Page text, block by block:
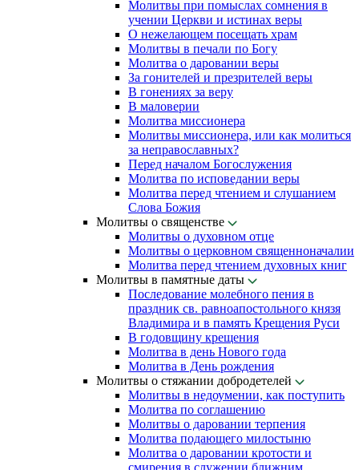
Молитвы при помыслах сомнения в
учении Церкви и истинах веры
О нежелающем посещать храм
Молитвы в печали по Богу
Молитва о даровании веры
За гонителей и презрителей веры
В гонениях за веру
В маловерии
Молитва миссионера
Молитвы миссионера, или как молиться
за неправославных?
Перед началом Богослужения
Молитва по исповедании веры
Молитва перед чтением и слушанием
Слова Божия
Молитвы о священстве
Молитвы о духовном отце
Молитвы о церковном священноначалии
Молитва перед чтением духовных книг
Молитвы в памятные даты
Последование молебного пения в
праздник св. равноапостольного князя
Владимира и в память Крещения Руси
В годовщину крещения
Молитва в день Нового года
Молитва в День рождения
Молитвы о стяжании добродетелей
Молитвы в недоумении, как поступить
Молитва по соглашению
Молитвы о даровании терпения
Молитва подающего милостыню
Молитва о даровании кротости и
смирения в служении ближним